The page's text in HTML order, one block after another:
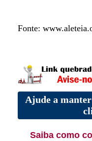
Fonte:
Ajude a
Saiba como